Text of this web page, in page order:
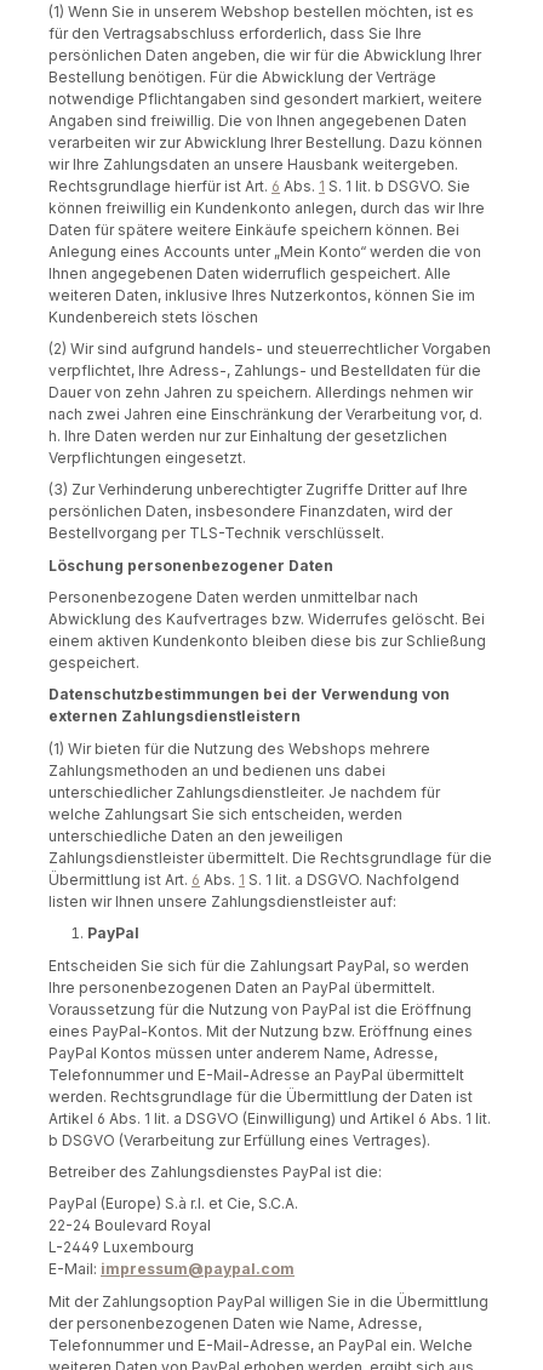
(1) Wenn Sie in unserem Webshop bestellen möchten, ist es
für den Vertragsabschluss erforderlich, dass Sie Ihre
persönlichen Daten angeben, die wir für die Abwicklung Ihrer
Bestellung benötigen. Für die Abwicklung der Verträge
notwendige Pflichtangaben sind gesondert markiert, weitere
Angaben sind freiwillig. Die von Ihnen angegebenen Daten
verarbeiten wir zur Abwicklung Ihrer Bestellung. Dazu können
wir Ihre Zahlungsdaten an unsere Hausbank weitergeben.
Rechtsgrundlage hierfür ist Art. 6 Abs. 1 S. 1 lit. b DSGVO. Sie
können freiwillig ein Kundenkonto anlegen, durch das wir Ihre
Daten für spätere weitere Einkäufe speichern können. Bei
Anlegung eines Accounts unter „Mein Konto“ werden die von
Ihnen angegebenen Daten widerruflich gespeichert. Alle
weiteren Daten, inklusive Ihres Nutzerkontos, können Sie im
Kundenbereich stets löschen
(2) Wir sind aufgrund handels- und steuerrechtlicher Vorgaben
verpflichtet, Ihre Adress-, Zahlungs- und Bestelldaten für die
Dauer von zehn Jahren zu speichern. Allerdings nehmen wir
nach zwei Jahren eine Einschränkung der Verarbeitung vor, d.
h. Ihre Daten werden nur zur Einhaltung der gesetzlichen
Verpflichtungen eingesetzt.
(3) Zur Verhinderung unberechtigter Zugriffe Dritter auf Ihre
persönlichen Daten, insbesondere Finanzdaten, wird der
Bestellvorgang per TLS-Technik verschlüsselt.
Löschung personenbezogener Daten
Personenbezogene Daten werden unmittelbar nach
Abwicklung des Kaufvertrages bzw. Widerrufes gelöscht. Bei
einem aktiven Kundenkonto bleiben diese bis zur Schließung
gespeichert.
Datenschutzbestimmungen bei der Verwendung von
externen Zahlungsdienstleistern
(1) Wir bieten für die Nutzung des Webshops mehrere
Zahlungsmethoden an und bedienen uns dabei
unterschiedlicher Zahlungsdienstleiter. Je nachdem für
welche Zahlungsart Sie sich entscheiden, werden
unterschiedliche Daten an den jeweiligen
Zahlungsdienstleister übermittelt. Die Rechtsgrundlage für die
Übermittlung ist Art. 6 Abs. 1 S. 1 lit. a DSGVO. Nachfolgend
listen wir Ihnen unsere Zahlungsdienstleister auf:
PayPal
Entscheiden Sie sich für die Zahlungsart PayPal, so werden
Ihre personenbezogenen Daten an PayPal übermittelt.
Voraussetzung für die Nutzung von PayPal ist die Eröffnung
eines PayPal-Kontos. Mit der Nutzung bzw. Eröffnung eines
PayPal Kontos müssen unter anderem Name, Adresse,
Telefonnummer und E-Mail-Adresse an PayPal übermittelt
werden. Rechtsgrundlage für die Übermittlung der Daten ist
Artikel 6 Abs. 1 lit. a DSGVO (Einwilligung) und Artikel 6 Abs. 1 lit.
b DSGVO (Verarbeitung zur Erfüllung eines Vertrages).
Betreiber des Zahlungsdienstes PayPal ist die:
PayPal (Europe) S.à r.l. et Cie, S.C.A.
22-24 Boulevard Royal
L-2449 Luxembourg
E-Mail: impressum@paypal.com
Mit der Zahlungsoption PayPal willigen Sie in die Übermittlung
der personenbezogenen Daten wie Name, Adresse,
Telefonnummer und E-Mail-Adresse, an PayPal ein. Welche